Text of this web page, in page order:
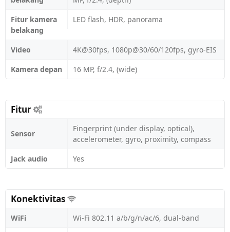
Fitur kamera
belakang
LED flash, HDR, panorama
Video
4K@30fps, 1080p@30/60/120fps, gyro-EIS
Kamera depan
16 MP, f/2.4, (wide)
Fitur
Sensor
Fingerprint (under display, optical),
accelerometer, gyro, proximity, compass
Jack audio
Yes
Konektivitas
WiFi
Wi-Fi 802.11 a/b/g/n/ac/6, dual-band